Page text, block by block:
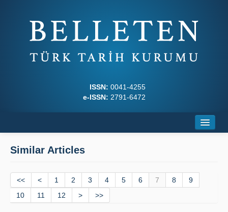
ISSN: 0041-4255
e-ISSN: 2791-6472
Journal Boards
Writing Rules
Similar Articles
<< < 1 2 3 4 5 6 7 8
9
10
11 12 > >>